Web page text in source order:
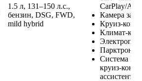
1.5 л, 131–150 л.с.,
бензин, DSG, FWD,
mild hybrid
CarPlay/
Камера
Круиз-
Климат-
Система
круиз-
ассистент